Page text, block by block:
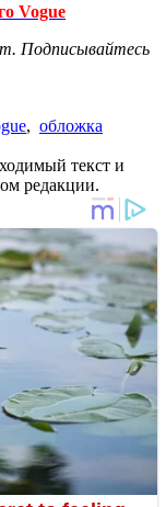
Vogue
Подписывайтесь
, обложка
текст и
редакции.